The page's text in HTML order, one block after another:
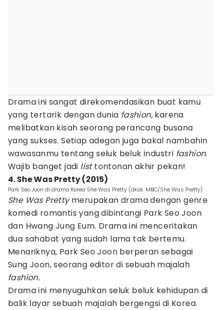
Drama ini sangat direkomendasikan buat kamu
yang tertarik dengan dunia fashion, karena
melibatkan kisah seorang perancang busana
yang sukses. Setiap adegan juga bakal nambahin
wawasanmu tentang seluk beluk industri fashion.
Wajib banget jadi listtontonan akhir pekan!
4. She Was Pretty (2015)
Park Seo Joon di drama Korea She Was Pretty (dkok. MBC/She Was Pretty)
She Was Prettymerupakan drama dengan genre
komedi romantis yang dibintangi Park Seo Joon
dan Hwang Jung Eum. Drama ini menceritakan
dua sahabat yang sudah lama tak bertemu.
Menariknya, Park Seo Joon berperan sebagai
Sung Joon, seorang editor di sebuah majalah
fashion.
Drama ini menyuguhkan seluk beluk kehidupan di
balik layar sebuah majalah bergengsi di Korea.